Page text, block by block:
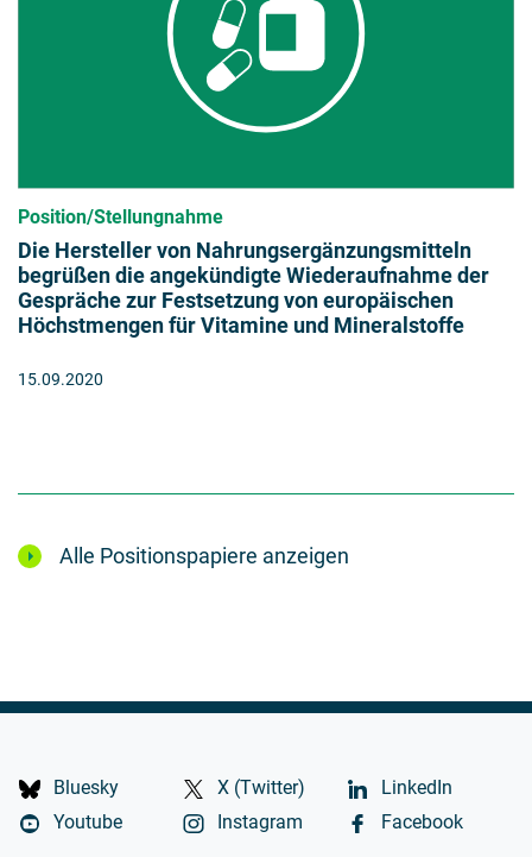
Position/Stellungnahme
Die Hersteller von Nahrungsergänzungsmitteln
begrüßen die angekündigte Wiederaufnahme der
Gespräche zur Festsetzung von europäischen
Höchstmengen für Vitamine und Mineralstoffe
15.09.2020
Alle Positionspapiere anzeigen
Bluesky X (Twitter)
LinkedIn
Youtube
Instagram Facebook